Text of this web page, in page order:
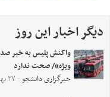
دیگر اخبار این روز
واکنش پلیس به خبر
ویژه»/ صحت ندارد
خبرگزاری دانشجو- ۲۷ بهمن ۱۳۹۹